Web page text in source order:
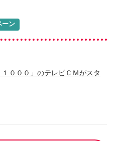
ーン
１０００」のテレビＣＭがスタ